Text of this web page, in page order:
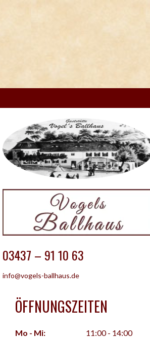
03437 – 91 10 63
info@vogels-ballhaus.de
ÖFFNUNGSZEITEN
Mo - Mi:
11:00 - 14:00